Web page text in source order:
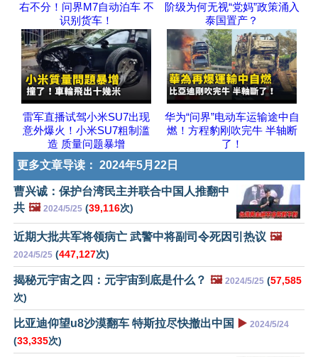
右不分！问界M7自动泊车 不
识别货车！
阶级为何无视“党妈”政策涌入
泰国置产？
雷军直播试驾小米SU7出现
意外爆火！小米SU7粗制滥
造 质量问题暴增
华为“问界”电动车运输途中自
燃！方程豹刚吹完牛 半轴断
了！
更多文章导读： 2024年5月22日
曹兴诚：保护台湾民主并联合中国人推翻中
共 🖼️ 2024/5/25 (39,116次)
近期大批共军将领病亡 武警中将副司令死因引热议 🖼️
2024/5/25 (447,127次)
揭秘元宇宙之四：元宇宙到底是什么？ 🖼️ 2024/5/25 (57,585
次)
比亚迪仰望u8沙漠翻车 特斯拉尽快撤出中国 ▶️ 2024/5/24
(33,335次)